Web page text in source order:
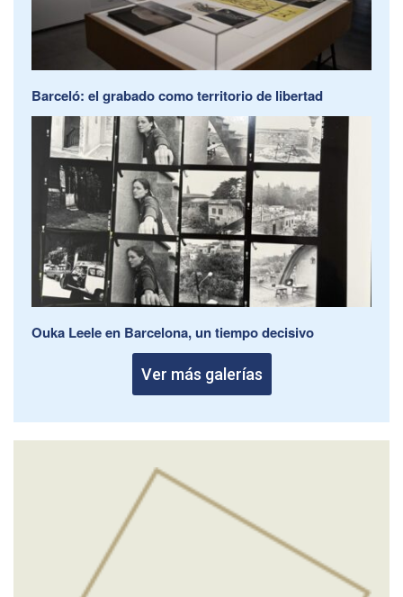
Barceló: el grabado como territorio de libertad
Ouka Leele en Barcelona, un tiempo decisivo
Ver más galerías